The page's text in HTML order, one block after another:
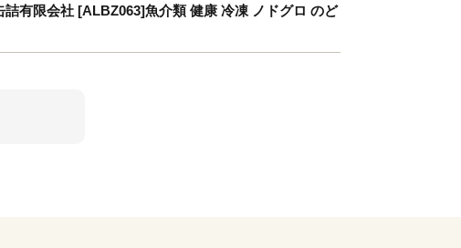
有限会社 [ALBZ063]魚介類 健康 冷凍 ノドグロ のど